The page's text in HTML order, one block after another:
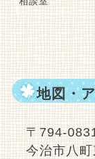
地図・
〒794-
今治市八